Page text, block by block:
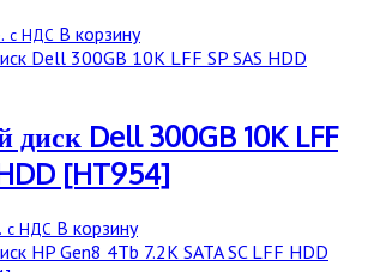
с НДС В корзину
диск Dell 300GB 10K LFF
[HT954]
с НДС В корзину